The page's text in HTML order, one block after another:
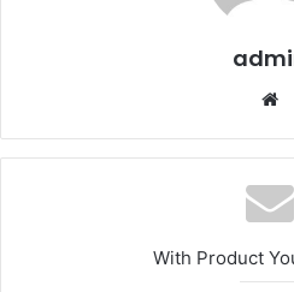
With Product